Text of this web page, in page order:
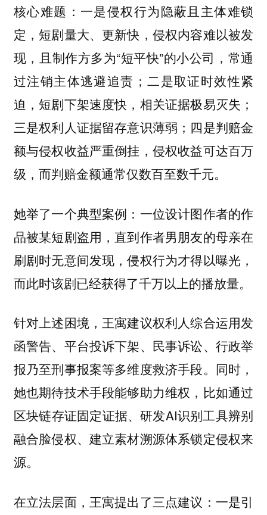
核心难题：一是侵权行为隐蔽且主体难锁
定，短剧量大、更新快，侵权内容难以被发
现，且制作方多为“短平快”的小公司，常通
过注销主体逃避追责；二是取证时效性紧
迫，短剧下架速度快，相关证据极易灭失；
三是权利人证据留存意识薄弱；四是判赔金
额与侵权收益严重倒挂，侵权收益可达百万
级，而判赔金额通常仅数百至数千元。
她举了一个典型案例：一位设计图作者的作
品被某短剧盗用，直到作者男朋友的母亲在
刷剧时无意间发现，侵权行为才得以曝光，
而此时该剧已经获得了千万以上的播放量。
针对上述困境，王寓建议权利人综合运用发
函警告、平台投诉下架、民事诉讼、行政举
报乃至刑事报案等多维度救济手段。同时，
她也期待技术手段能够助力维权，比如通过
区块链存证固定证据、研发AI识别工具辨别
融合脸侵权、建立素材溯源体系锁定侵权来
源。
在立法层面，王寓提出了三点建议：一是引